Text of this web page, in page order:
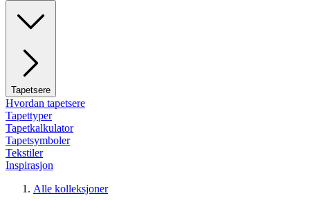
Tapetsere
Hvordan tapetsere
Tapettyper
Tapetkalkulator
Tapetsymboler
Tekstiler
Inspirasjon
Alle kolleksjoner